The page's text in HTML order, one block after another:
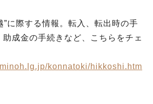
”に際する情報。転入、転出時の手
成金の手続きなど、こちらをチェ
konnatoki/hikkoshi.htm